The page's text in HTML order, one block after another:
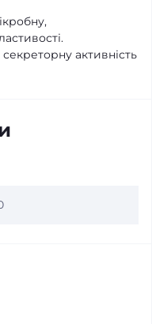
активність